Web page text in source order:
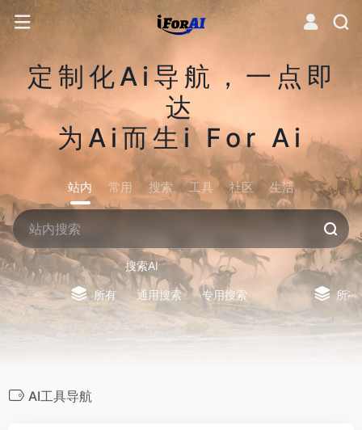
定制化Ai导航，一点即
达
为Ai而生i For Ai
站内 常用 搜索 工具 社区 生活
搜索AI
所有 通用搜索 专用搜索 所有
AI工具导航